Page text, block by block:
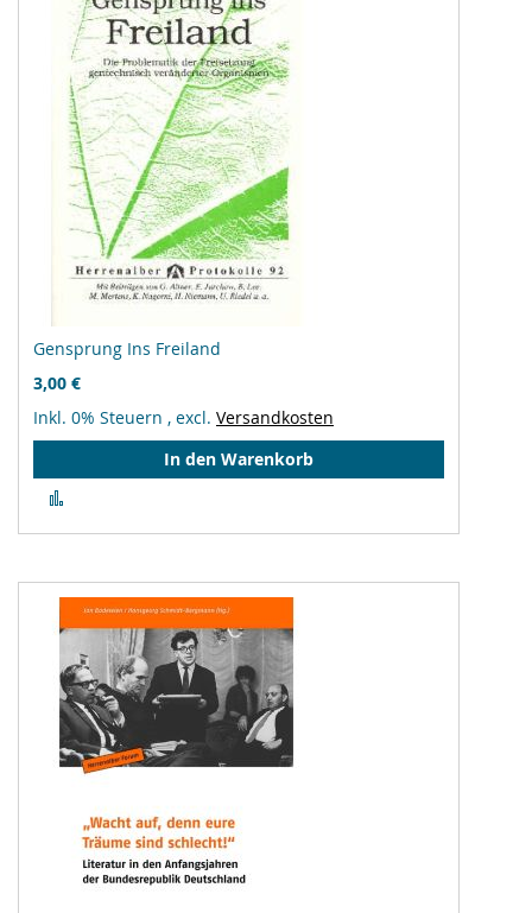
Gensprung Ins Freiland
3,00 €
Inkl. 0% Steuern , excl. Versandkosten
In den Warenkorb
hinzufügen